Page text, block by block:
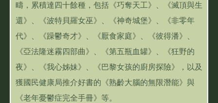
疇，累積達四十餘種，包括《巧奪天工》、《滅頂與生
還》、《波特貝羅女巫》、《神奇城堡》、《非零年
代》、《躁鬱奇才》、《厭食家庭》、《彼得潘》、
《亞法隆迷霧四部曲》、《第五瓶血罐》、《狂野的
夜》、《我心姊妹》、《巴黎女孩的廚房探險》，以及
獲國民健康局推介好書的《熟齡大腦的無限潛能》與
《老年憂鬱症完全手冊》等。